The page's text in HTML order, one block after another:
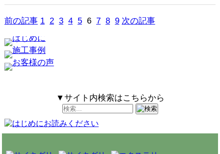
前の記事 1 2 3 4 5 6 7 8 9 次の記事
▼サイト内検索はこちらから